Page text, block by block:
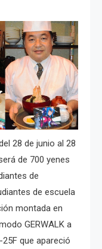
28 de junio al 28
de 700 yenes
de
de escuela
montada en
GERWALK a
que apareció